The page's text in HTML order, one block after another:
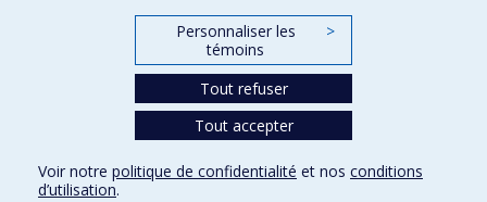
Conditions d’utilisation
Personnaliser les
témoins
>
Tout refuser
Tout accepter
Voir notre politique de confidentialité et nos conditions
d’utilisation.